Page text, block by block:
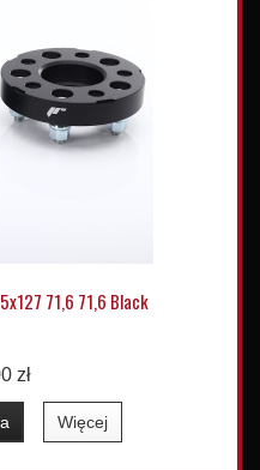
71,6 71,6 Black
zł
Więcej